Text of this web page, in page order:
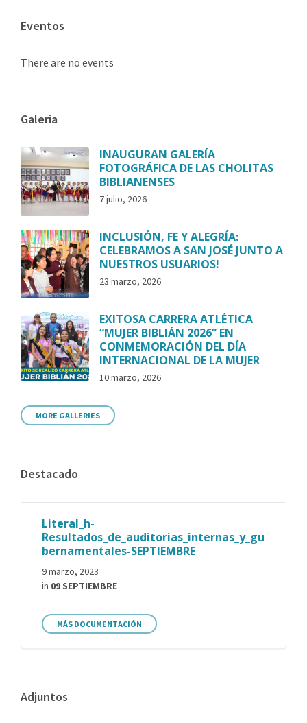
Eventos
There are no events
Galeria
INAUGURAN GALERÍA
FOTOGRÁFICA DE LAS CHOLITAS
BIBLIANENSES
7 julio, 2026
INCLUSIÓN, FE Y ALEGRÍA:
CELEBRAMOS A SAN JOSÉ JUNTO A
NUESTROS USUARIOS!
23 marzo, 2026
EXITOSA CARRERA ATLÉTICA
“MUJER BIBLIÁN 2026” EN
CONMEMORACIÓN DEL DÍA
INTERNACIONAL DE LA MUJER
10 marzo, 2026
MORE GALLERIES
Destacado
Literal_h-
Resultados_de_auditorias_internas_y_gu
bernamentales-SEPTIEMBRE
9 marzo, 2023
in 09 SEPTIEMBRE
MÁS DOCUMENTACIÓN
Adjuntos